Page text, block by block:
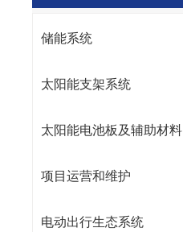
储能系统
太阳能支架系统
太阳能电池板及辅助材料
项目运营和维护
电动出行生态系统